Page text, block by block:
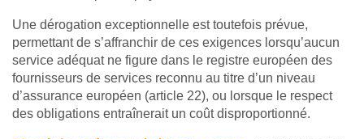
Une dérogation exceptionnelle est toutefois prévue,
permettant de s’affranchir de ces exigences lorsqu’aucun
service adéquat ne figure dans le registre européen des
fournisseurs de services reconnu au titre d’un niveau
d’assurance européen (article 22), ou lorsque le respect
des obligations entraînerait un coût disproportionné.